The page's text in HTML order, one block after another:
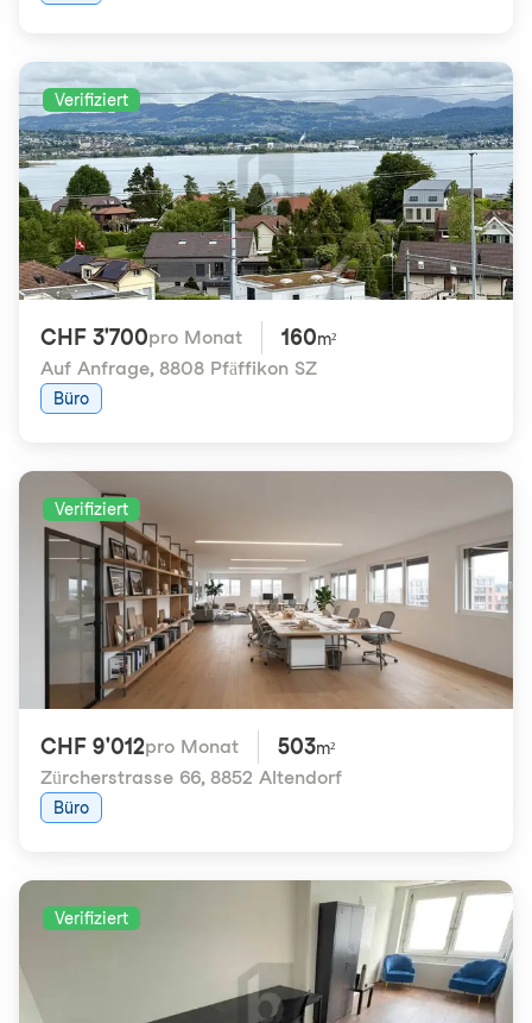
Verifiziert
CHF 3'700pro Monat 160m²
Auf Anfrage, 8808 Pfäffikon SZ
Büro
Verifiziert
CHF 9'012pro Monat 503m²
Zürcherstrasse 66, 8852 Altendorf
Büro
Verifiziert